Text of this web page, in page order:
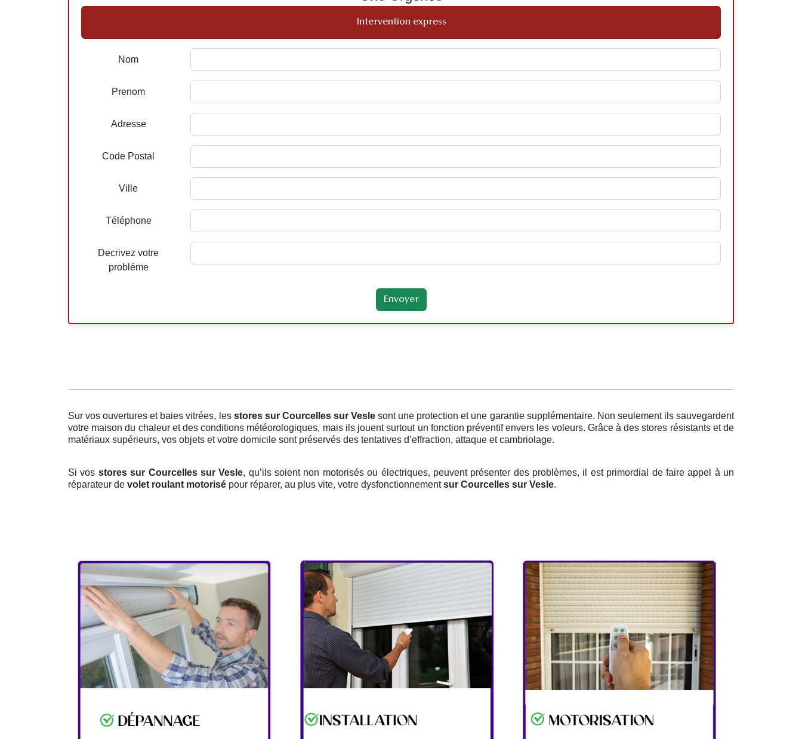
Intervention express
Nom
Prenom
Adresse
Code Postal
Ville
Téléphone
Decrivez votre
probléme
Sur vos ouvertures et baies vitrées, les stores sur Courcelles sur Veslesont une protection et une garantie supplémentaire. Non seulement ils sauvegardent
votre maison du chaleur et des conditions météorologiques, mais ils jouent surtout un fonction préventif envers les voleurs. Grâce à des stores résistants et de
matériaux supérieurs, vos objets et votre domicile sont préservés des tentatives d’effraction, attaque et cambriolage.
Si vos stores sur Courcelles sur Vesle, qu’ils soient non motorisés ou électriques, peuvent présenter des problèmes, il est primordial de faire appel à un
réparateur de volet roulant motorisé pour réparer, au plus vite, votre dysfonctionnementsur Courcelles sur Vesle.